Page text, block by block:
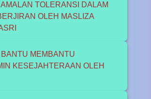
TOLERANSI DALAM
OLEH MASLIZA
MEMBANTU
KESEJAHTERAAN OLEH